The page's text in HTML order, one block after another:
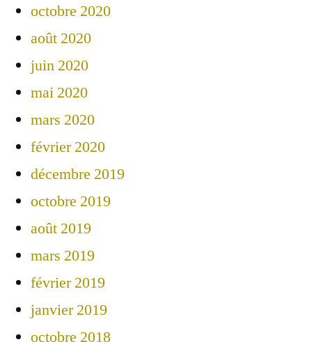
octobre 2020
août 2020
juin 2020
mai 2020
mars 2020
février 2020
décembre 2019
octobre 2019
août 2019
mars 2019
février 2019
janvier 2019
octobre 2018